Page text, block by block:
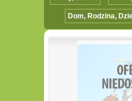
Dom, Rodzina,